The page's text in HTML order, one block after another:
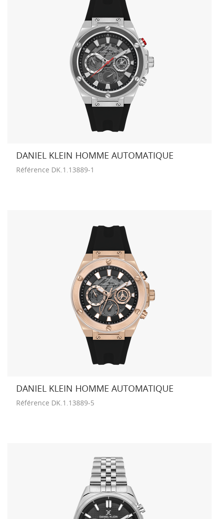
DANIEL KLEIN HOMME AUTOMATIQUE
Référence DK.1.13889-1
DANIEL KLEIN HOMME AUTOMATIQUE
Référence DK.1.13889-5